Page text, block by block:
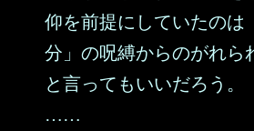
仰を前提にしていたのは
分」の呪縛からのがれら
と言ってもいいだろう。
……